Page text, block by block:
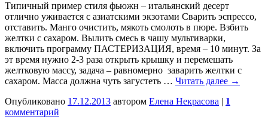
Типичный пример стиля фьюжн – итальянский десерт
отлично уживается с азиатскими экзотами Сварить эспрессо,
отставить. Манго очистить, мякоть смолоть в пюре. Взбить
желтки с сахаром. Вылить смесь в чашу мультиварки,
включить программу ПАСТЕРИЗАЦИЯ, время – 10 минут. За
эт время нужно 2-3 раза открыть крышку и перемешать
желтковую массу, задача – равномерно заварить желтки с
сахаром. Масса должна чуть загустеть … Читать далее →
Опубликовано 17.12.2013 автором Елена Некрасова
1
комментарий